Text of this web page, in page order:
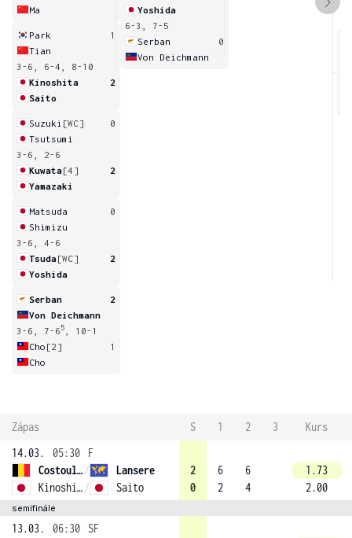
Ma
Park
1
Tian
3-6, 6-4, 8-10
Kinoshita
2
Saito
Suzuki [WC]
0
Tsutsumi
3-6, 2-6
Kuwata[4]
2
Yamazaki
Matsuda
0
Shimizu
3-6, 4-6
Tsuda[WC]
2
Yoshida
Serban
2
Von Deichmann
3-6, 7-6 5
, 10-1
Cho [2]
1
Cho
Yoshida
6-3, 7-5
Serban
0
Von Deichmann
Zápas S 1 2 3
Kurs
14.03.
05:30
F
Costoulas /
Lansere
Kinoshita / Saito
2
0
6
2
6
4
1.73
2.00
semifinále
13.03. 06:30
SF